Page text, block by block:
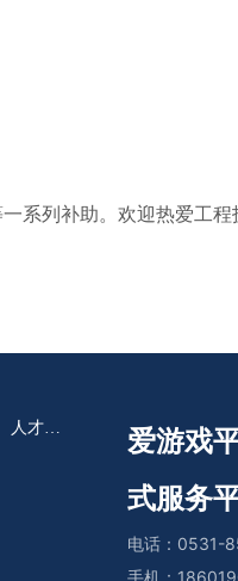
系列补助。欢迎热爱工程
人才招
爱游戏
式服务
电话： 0531-
手机：